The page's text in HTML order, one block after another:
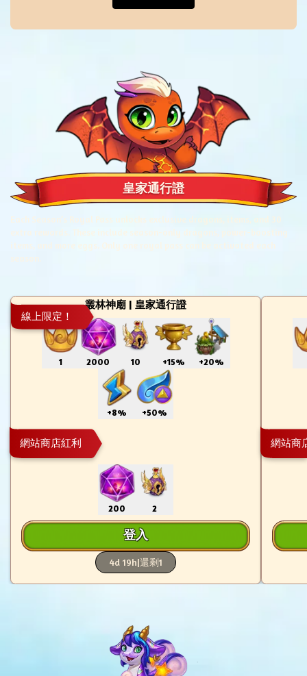
皇家通行證
Each Season’s Royal Pass unlocks exclusive dragons, items, and 30
extra rewards. These include season-only dragons, power-boosting
items, and more eggs. Only one royal pass can be activated each
線上限定！
叢林神廟 | 皇家通行證
1 2000 10 +15% +20%
+8% +50%
網站商店紅利
200 2
登入
4d 19h|還剩1
網站商